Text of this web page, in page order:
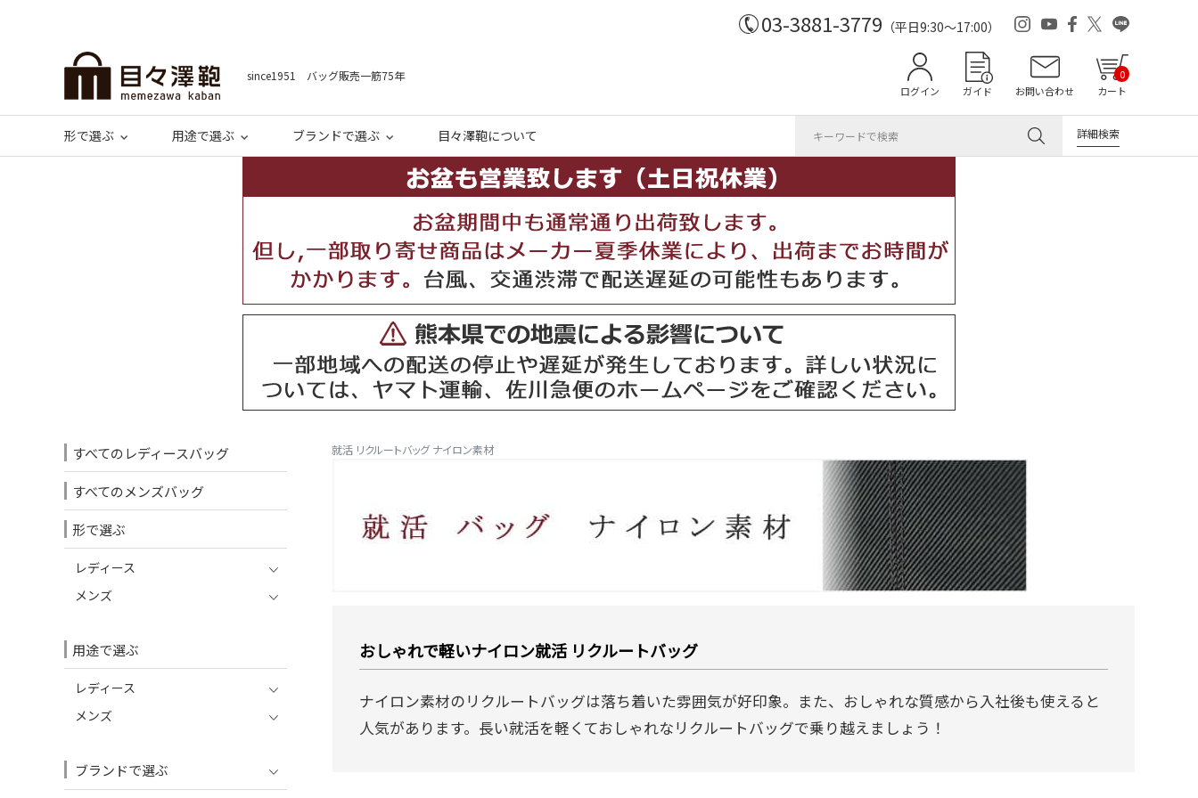
03-3881-3779 （平日9:30～17:00）
since1951 バッグ販売一筋75年
ログイン ガイド お問い合わせ カート
0
形で選ぶ 用途で選ぶ ブランドで選ぶ 目々澤鞄について 詳細検索
すべてのレディースバッグ
すべてのメンズバッグ
形で選ぶ
レディース
メンズ
用途で選ぶ
レディース
メンズ
ブランドで選ぶ
就活 リクルートバッグ ナイロン素材
おしゃれで軽いナイロン就活 リクルートバッグ
ナイロン素材のリクルートバッグは落ち着いた雰囲気が好印象。また、おしゃれな質感から入社後も使えると
人気があります。長い就活を軽くておしゃれなリクルートバッグで乗り越えましょう！